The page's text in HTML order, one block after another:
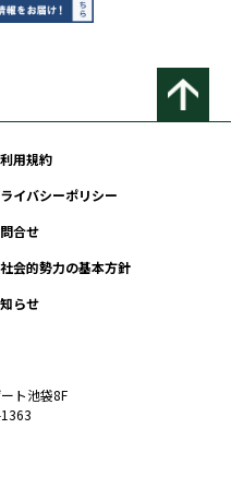
用規約
イバシーポリシー
合せ
会的勢力の基本方針
らせ
ト池袋8F